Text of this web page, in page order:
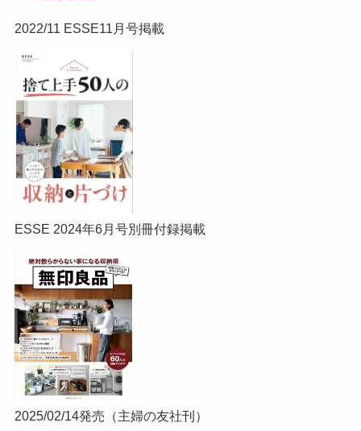
2022/11 ESSE11月号掲載
ESSE 2024年6月号別冊付録掲載
2025/02/14発売（主婦の友社刊）